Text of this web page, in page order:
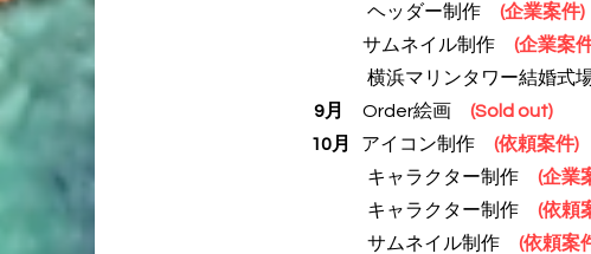
ヘッダー制作 (企業案件)
サムネイル制作 (企業案
横浜マリンタワー結婚式
9月
Order絵画 (Sold out)
10月
アイコン制作 (依頼案件)
キャラクター制作 (企業
キャラクター制作 (依頼
サムネイル制作 (依頼案